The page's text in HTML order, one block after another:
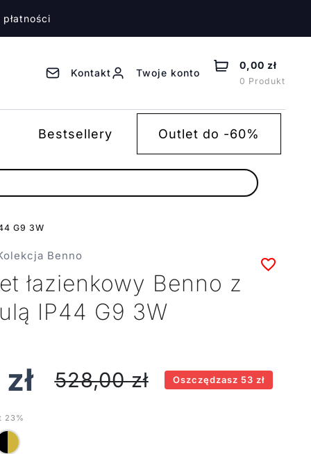
Kontakt Twoje konto
Bestsellery Outlet do -60%
0,00 zł
0 Produkt
G9 3W
Benno
łazienkowy Benno z
IP44 G9 3W
zł 528,00zł Oszczędzasz 53 zł
23%